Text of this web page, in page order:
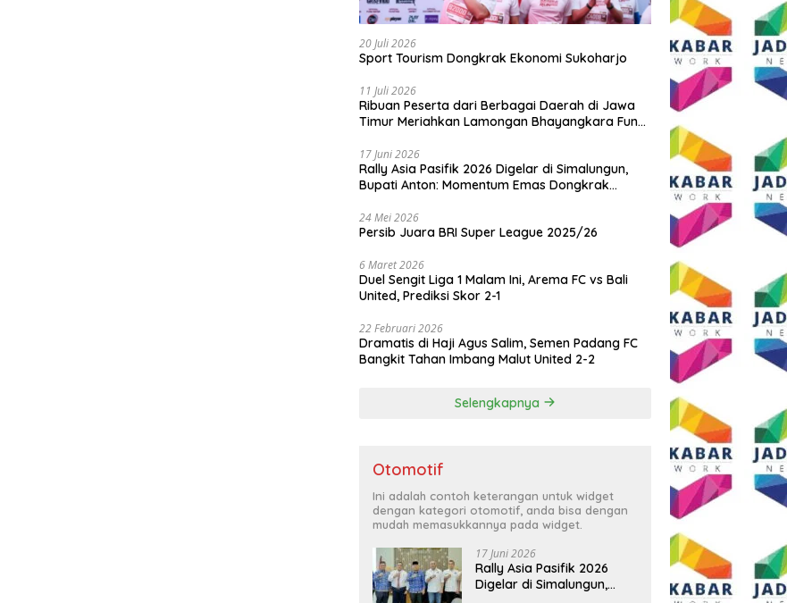
20 Juli 2026
Sport Tourism Dongkrak Ekonomi Sukoharjo
11 Juli 2026
Ribuan Peserta dari Berbagai Daerah di Jawa
Timur Meriahkan Lamongan Bhayangkara Fun
17 Juni 2026
Rally Asia Pasifik 2026 Digelar di Simalungun,
Bupati Anton: Momentum Emas Dongkrak
24 Mei 2026
Persib Juara BRI Super League 2025/26
6 Maret 2026
Duel Sengit Liga 1 Malam Ini, Arema FC vs Bali
United, Prediksi Skor 2-1
22 Februari 2026
Dramatis di Haji Agus Salim, Semen Padang FC
Bangkit Tahan Imbang Malut United 2-2
Selengkapnya
Otomotif
Ini adalah contoh keterangan untuk widget
dengan kategori otomotif, anda bisa dengan
mudah memasukkannya pada widget.
17 Juni 2026
Rally Asia Pasifik 2026
Digelar di Simalungun,